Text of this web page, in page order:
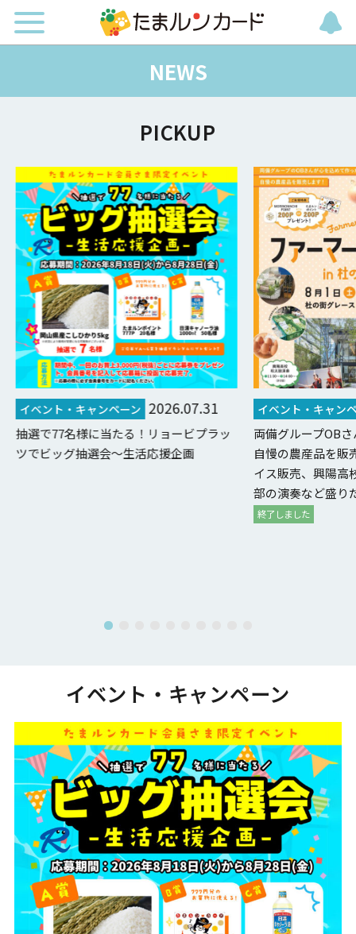
NEWS
PICKUP
イベント・キャンペーン 2026.07.31
抽選で77名様に当たる！リョービプラッ
ツでビッグ抽選会～生活応援企画
イベント・キャン
両備グループOB
自慢の農産品を販
イス販売、興陽高
部の演奏など盛り
終了しました
イベント・キャンペーン